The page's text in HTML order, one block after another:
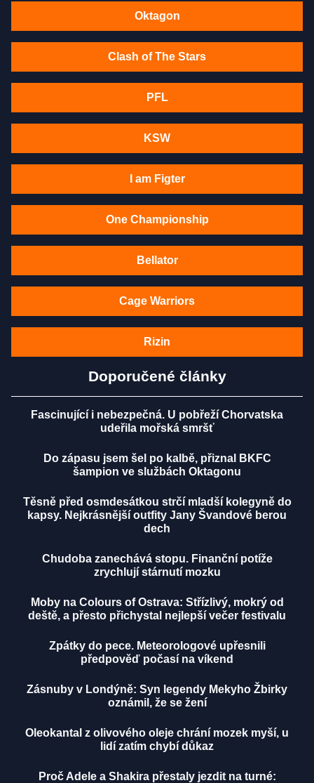
Oktagon
Clash of The Stars
PFL
KSW
I am Figter
One Championship
Bellator
Cage Warriors
Rizin
Doporučené články
Fascinující i nebezpečná. U pobřeží Chorvatska
udeřila mořská smršť
Do zápasu jsem šel po kalbě, přiznal BKFC
šampion ve službách Oktagonu
Těsně před osmdesátkou strčí mladší kolegyně do
kapsy. Nejkrásnější outfity Jany Švandové berou
dech
Chudoba zanechává stopu. Finanční potíže
zrychlují stárnutí mozku
Moby na Colours of Ostrava: Střízlivý, mokrý od
deště, a přesto přichystal nejlepší večer festivalu
Zpátky do pece. Meteorologové upřesnili
předpověď počasí na víkend
Zásnuby v Londýně: Syn legendy Mekyho Žbirky
oznámil, že se žení
Oleokantal z olivového oleje chrání mozek myší, u
lidí zatím chybí důkaz
Proč Adele a Shakira přestaly jezdit na turné: